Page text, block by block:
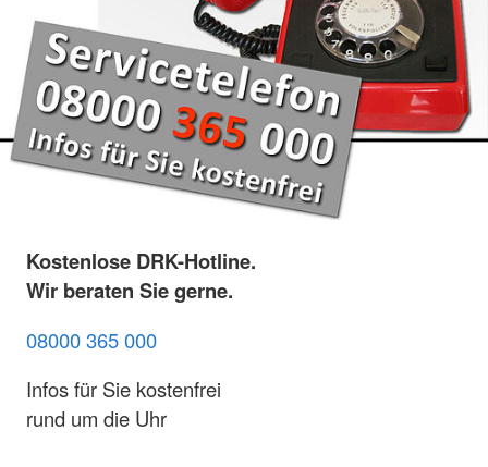
Kostenlose DRK-Hotline.
Wir beraten Sie gerne.
08000 365 000
Infos für Sie kostenfrei
rund um die Uhr